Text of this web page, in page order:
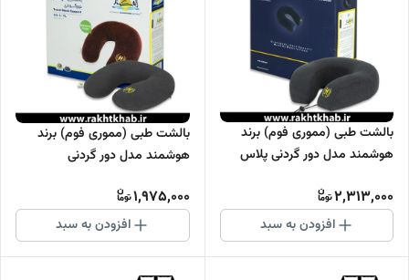
بالشت طبی (مموری فوم) برند
هوشمند مدل دور گردنی پلاس
2,313,000
افزودن به سبد
بالشت طبی (مموری فوم) برند
هوشمند مدل دور گردنی
1,975,000
افزودن به سبد